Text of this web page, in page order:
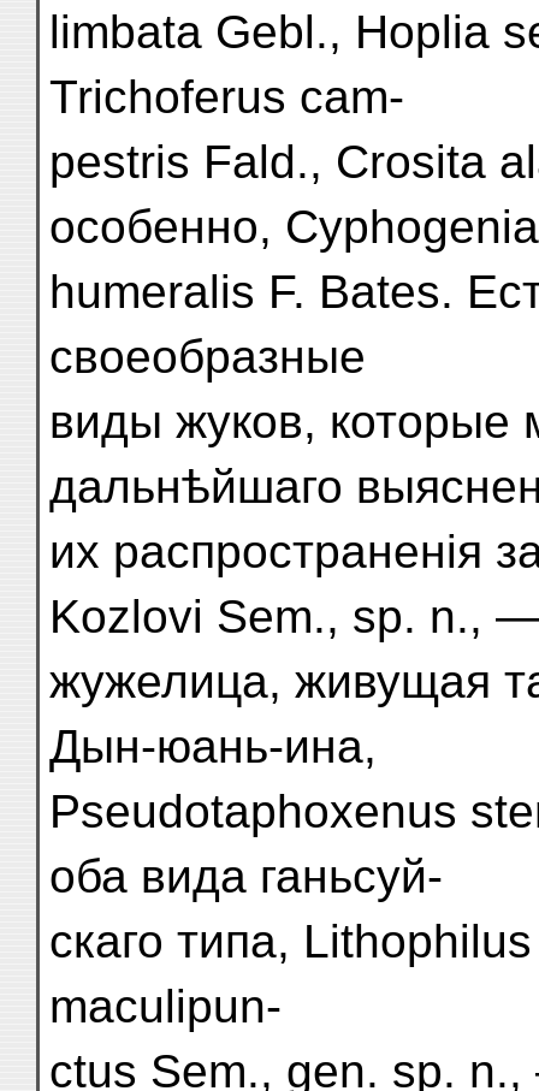
limbata Gebl., Hoplia
Trichoferus cam-
pestris Fald., Crosita
особенно, Cyphogenia
humeralis F. Bates.
своеобразные
виды жуков,
дальнѣйшаго
их распространенія
Kozlovi Sem., sp. n.,
жужелица, живущая
Дын-юань-ина,
Pseudotaphoxenus
оба вида ганьсуй-
скаго типа,
maculipun-
ctus Sem., gen. sp.